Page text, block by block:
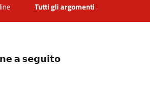
Tutti gli argomenti
𝗮 𝘀𝗲𝗴𝘂𝗶𝘁𝗼